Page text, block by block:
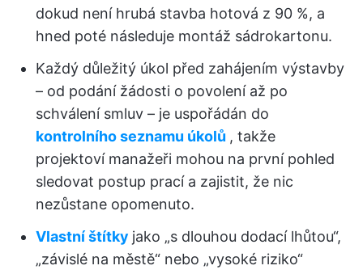
dokud není hrubá stavba hotová z 90 %, a
hned poté následuje montáž sádrokartonu.
Každý důležitý úkol před zahájením výstavby
– od podání žádosti o povolení až po
schválení smluv – je uspořádán do
kontrolního seznamu úkolů , takže
projektoví manažeři mohou na první pohled
sledovat postup prací a zajistit, že nic
nezůstane opomenuto.
Vlastní štítky jako „s dlouhou dodací lhůtou“,
„závislé na městě“ nebo „vysoké riziko“